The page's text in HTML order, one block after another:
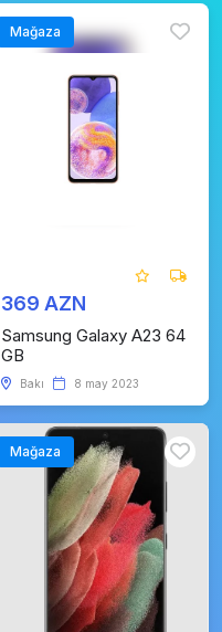
Mağaza
369 AZN
Samsung Galaxy A23 64
GB
Bakı 8 may 2023
Mağaza